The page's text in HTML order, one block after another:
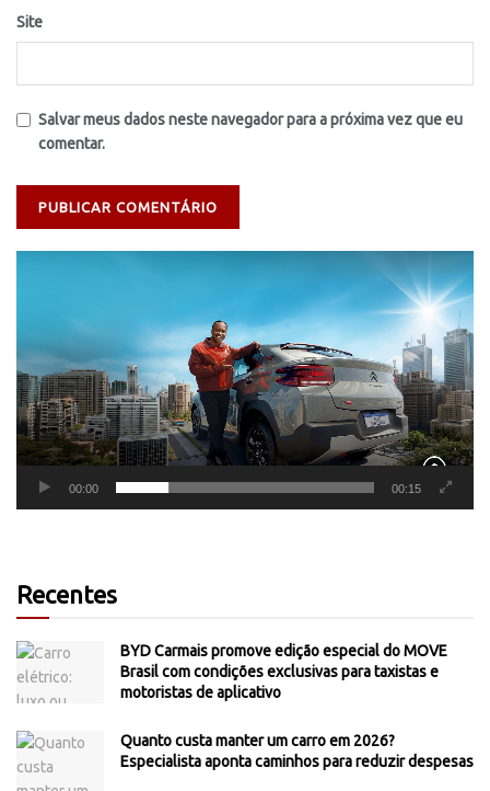
Site
Salvar meus dados neste navegador para a próxima vez que eu
comentar.
00:00 00:15
Recentes
BYD Carmais promove edição especial do MOVE
Brasil com condições exclusivas para taxistas e
motoristas de aplicativo
Quanto custa manter um carro em 2026?
Especialista aponta caminhos para reduzir despesas